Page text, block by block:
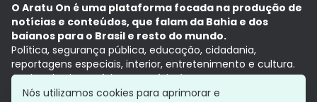
O Aratu On é uma plataforma focada na produção de
notícias e conteúdos, que falam da Bahia e dos
baianos para o Brasil e resto do mundo.
Política, segurança pública, educação, cidadania,
reportagens especiais, interior, entretenimento e cultura.
Aqui, tudo vira notícia e a notícia é no tempo presente,
com a credibilidade do Grupo Aratu.
Nós utilizamos cookies para aprimorar e